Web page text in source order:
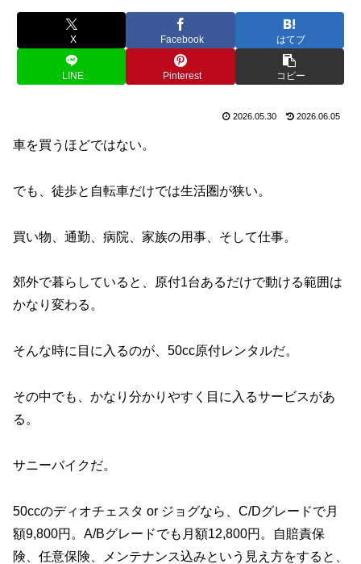
X Facebook はてブ
LINE Pinterest コピー
2026.05.30 2026.06.05
車を買うほどではない。
でも、徒歩と自転車だけでは生活圏が狭い。
買い物、通勤、病院、家族の用事、そして仕事。
郊外で暮らしていると、原付1台あるだけで動ける範囲は
かなり変わる。
そんな時に目に入るのが、50cc原付レンタルだ。
その中でも、かなり分かりやすく目に入るサービスがあ
る。
サニーバイクだ。
50ccのディオチェスタ or ジョグなら、C/Dグレードで月
額9,800円。A/Bグレードでも月額12,800円。自賠責保
険、任意保険、メンテナンス込みという見え方をすると、